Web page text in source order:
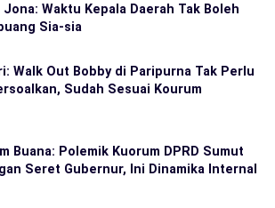
Jona: Waktu Kepala Daerah Tak Boleh
Sia-sia
Walk Out Bobby di Paripurna Tak Perlu
Sudah Sesuai Kourum
Buana: Polemik Kuorum DPRD Sumut
Seret Gubernur, Ini Dinamika Internal